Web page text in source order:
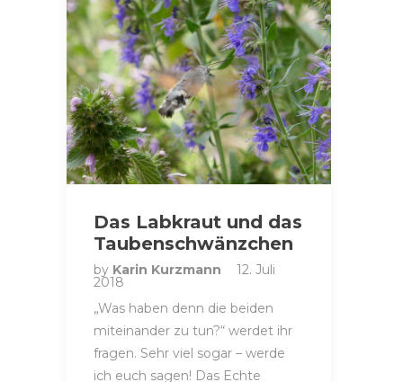
Das Labkraut und das
Taubenschwänzchen
by Karin Kurzmann 12. Juli
2018
„Was haben denn die beiden
miteinander zu tun?“ werdet ihr
fragen. Sehr viel sogar – werde
ich euch sagen! Das Echte